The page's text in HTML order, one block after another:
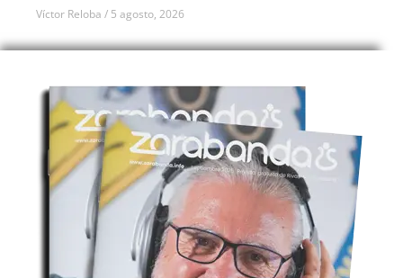
Víctor Reloba 5 agosto, 2026